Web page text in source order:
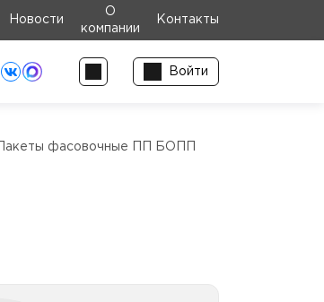
Новости
О
компании
Контакты
Войти
Пакеты фасовочные ПП БОПП